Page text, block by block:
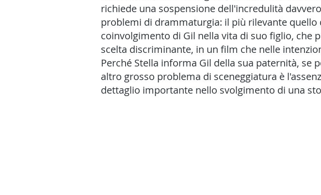
richiede una sospensione dell'incredulità
problemi di drammaturgia: il più rilevante quello
coinvolgimento di Gil nella vita di suo figlio,
scelta discriminante, in un film che nelle
Perché Stella informa Gil della sua paternità, se
altro grosso problema di sceneggiatura è
dettaglio importante nello svolgimento di una